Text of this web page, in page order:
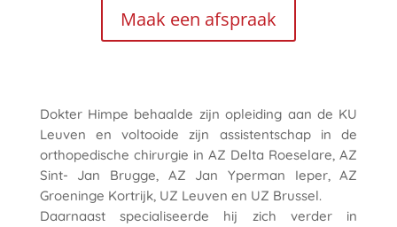
Maak een afspraak
Dokter Himpe behaalde zijn opleiding aan de KU
Leuven en voltooide zijn assistentschap in de
orthopedische chirurgie in AZ Delta Roeselare, AZ
Sint- Jan Brugge, AZ Jan Yperman Ieper, AZ
Groeninge Kortrijk, UZ Leuven en UZ Brussel.
Daarnaast specialiseerde hij zich verder in